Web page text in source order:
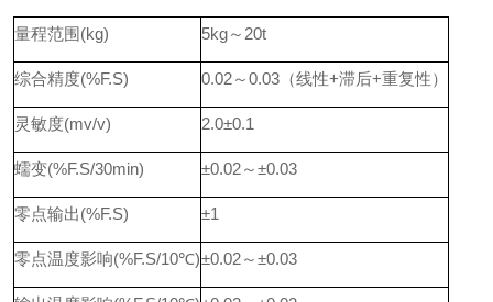
量程范围(kg) 5kg～20t
综合精度(%F.S) 0.02～0.03（线性+滞后+重复性）
灵敏度(mv/v) 2.0±0.1
蠕变(%F.S/30min) ±0.02～±0.03
零点输出(%F.S) ±1
零点温度影响(%F.S/10℃)±0.02～±0.03